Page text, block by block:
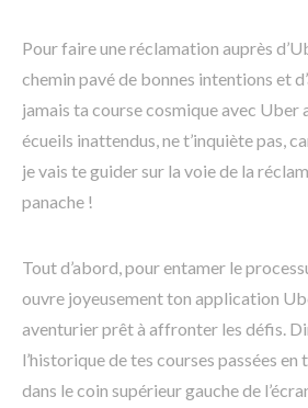
Pour faire une réclamation auprès
chemin pavé de bonnes intentions et
jamais ta course cosmique avec Uber
écueils inattendus, ne t’inquiète pas,
je vais te guider sur la voie de la
panache !
Tout d’abord, pour entamer le
ouvre joyeusement ton application
aventurier prêt à affronter les défis.
l’historique de tes courses passées en
dans le coin supérieur gauche de